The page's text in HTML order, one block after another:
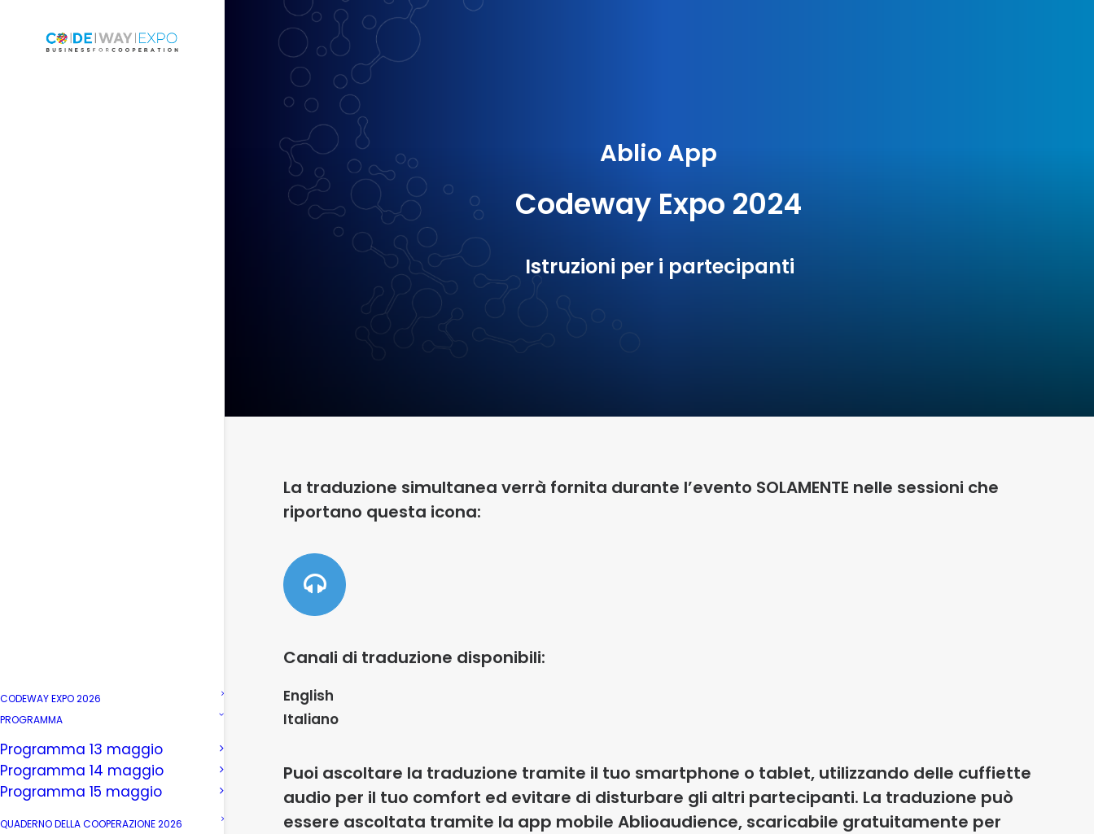
CODEWAY EXPO 2026
PROGRAMMA
Programma 13 maggio
Programma 14 maggio
Programma 15 maggio
QUADERNO DELLA COOPERAZIONE 2026
Ablio App
Codeway Expo 2024
Istruzioni per i partecipanti
La traduzione simultanea verrà fornita durante l’evento SOLAMENTE nelle sessioni che
riportano questa icona:
Canali di traduzione disponibili:
English
Italiano
Puoi ascoltare la traduzione tramite il tuo smartphone o tablet, utilizzando delle cuffiette
audio per il tuo comfort ed evitare di disturbare gli altri partecipanti. La traduzione può
essere ascoltata tramite la app mobile Ablioaudience, scaricabile gratuitamente per